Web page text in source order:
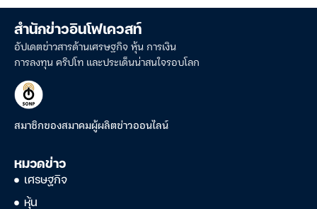
สำนักข่าวอินโฟเควสท์
อัปเดตข่าวสารด้านเศรษฐกิจ หุ้น การเงิน
การลงทุน คริปโท และประเด็นน่าสนใจรอบโลก
สมาชิกของสมาคมผู้ผลิตข่าวออนไลน์
หมวดข่าว
เศรษฐกิจ
หุ้น